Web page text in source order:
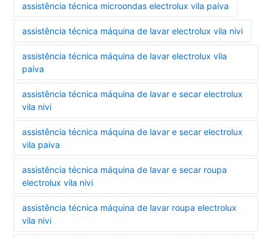
assistência técnica microondas electrolux vila paiva
assistência técnica máquina de lavar electrolux vila nivi
assistência técnica máquina de lavar electrolux vila
paiva
assistência técnica máquina de lavar e secar electrolux
vila nivi
assistência técnica máquina de lavar e secar electrolux
vila paiva
assistência técnica máquina de lavar e secar roupa
electrolux vila nivi
assistência técnica máquina de lavar roupa electrolux
vila nivi